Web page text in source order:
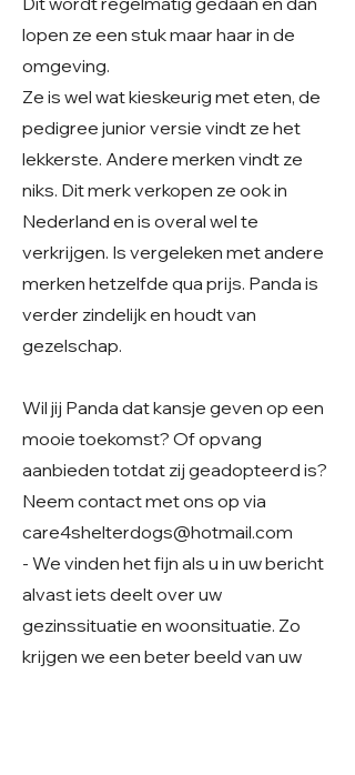
lopen ze een stuk maar haar in de
omgeving.
Ze is wel wat kieskeurig met eten, de
pedigree junior versie vindt ze het
lekkerste. Andere merken vindt ze
niks. Dit merk verkopen ze ook in
Nederland en is overal wel te
verkrijgen. Is vergeleken met andere
merken hetzelfde qua prijs. Panda is
verder zindelijk en houdt van
gezelschap.
Wil jij Panda dat kansje geven op een
mooie toekomst? Of opvang
aanbieden totdat zij geadopteerd is?
Neem contact met ons op via
care4shelterdogs@hotmail.com
- We vinden het fijn als u in uw bericht
alvast iets deelt over uw
gezinssituatie en woonsituatie. Zo
krijgen we een beter beeld van uw